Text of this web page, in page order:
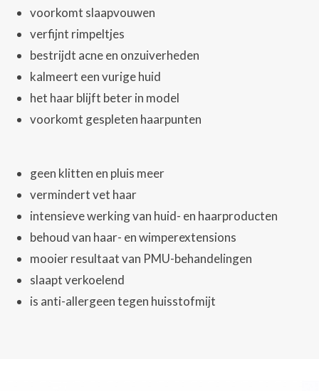
voorkomt slaapvouwen
verfijnt rimpeltjes
bestrijdt acne en onzuiverheden
kalmeert een vurige huid
het haar blijft beter in model
voorkomt gespleten haarpunten
geen klitten en pluis meer
vermindert vet haar
intensieve werking van huid- en haarproducten
behoud van haar- en wimperextensions
mooier resultaat van PMU-behandelingen
slaapt verkoelend
is anti-allergeen tegen huisstofmijt